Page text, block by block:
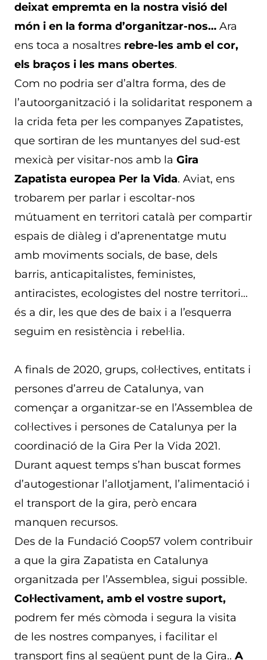
deixat empremta en la nostra visió del
món i en la forma d’organitzar-nos… Ara
ens toca a nosaltres rebre-les amb el cor,
els braços i les mans obertes.
Com no podria ser d’altra forma, des de
l’autoorganització i la solidaritat responem a
la crida feta per les companyes Zapatistes,
que sortiran de les muntanyes del sud-est
mexicà per visitar-nos amb la Gira
Zapatista europea Per la Vida. Aviat, ens
trobarem per parlar i escoltar-nos
mútuament en territori català per compartir
espais de diàleg i d’aprenentatge mutu
amb moviments socials, de base, dels
barris, anticapitalistes, feministes,
antiracistes, ecologistes del nostre territori…
és a dir, les que des de baix i a l’esquerra
seguim en resistència i rebel·lia.
A finals de 2020, grups, col·lectives, entitats i
persones d’arreu de Catalunya, van
començar a organitzar-se en l’Assemblea de
col·lectives i persones de Catalunya per la
coordinació de la Gira Per la Vida 2021.
Durant aquest temps s’han buscat formes
d’autogestionar l’allotjament, l’alimentació i
el transport de la gira, però encara
manquen recursos.
Des de la Fundació Coop57 volem contribuir
a que la gira Zapatista en Catalunya
organitzada per l’Assemblea, sigui possible.
Col·lectivament, amb el vostre suport,
podrem fer més còmoda i segura la visita
de les nostres companyes, i facilitar el
transport fins al següent punt de la Gira.. A